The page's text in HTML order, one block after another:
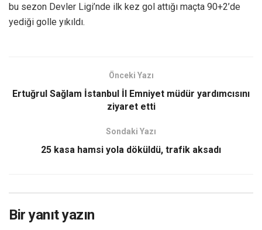
bu sezon Devler Ligi’nde ilk kez gol attığı maçta 90+2’de
yediği golle yıkıldı.
Önceki Yazı
Ertuğrul Sağlam İstanbul İl Emniyet müdür yardımcısını
ziyaret etti
Sondaki Yazı
25 kasa hamsi yola döküldü, trafik aksadı
Bir yanıt yazın